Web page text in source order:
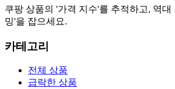
쿠팡 상품의 '가격 지수'를 추적하고, 역대
밍'을 잡으세요.
카테고리
전체 상품
급락한 상품